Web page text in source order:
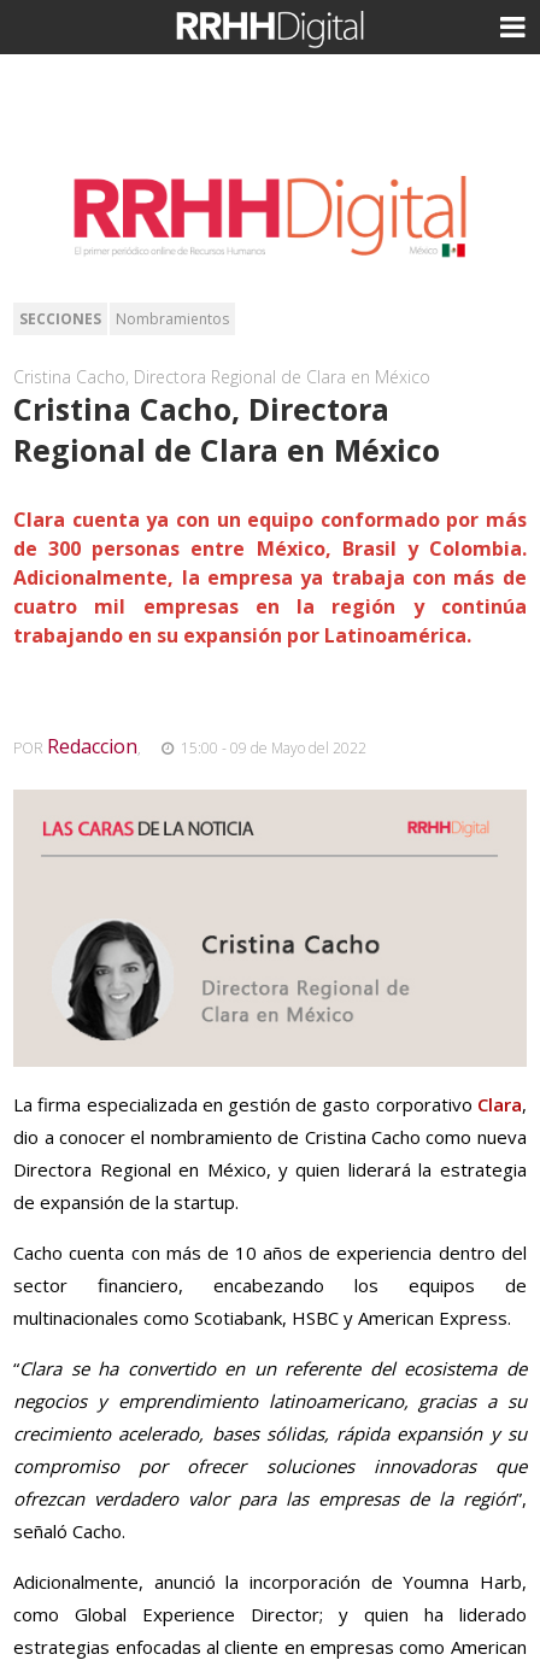
SECCIONES Nombramientos
Cristina Cacho, Directora Regional de Clara en México
Cristina Cacho, Directora
Regional de Clara en México
Clara cuenta ya con un equipo conformado por más
de 300 personas entre México, Brasil y Colombia.
Adicionalmente, la empresa ya trabaja con más de
cuatro mil empresas en la región y continúa
trabajando en su expansión por Latinoamérica.
POR Redaccion, 15:00 - 09 de Mayo del 2022
La firma especializada en gestión de gasto corporativo Clara,
dio a conocer el nombramiento de Cristina Cacho como nueva
Directora Regional en México, y quien liderará la estrategia
de expansión de la startup.
Cacho cuenta con más de 10 años de experiencia dentro del
sector financiero, encabezando los equipos de
multinacionales como Scotiabank, HSBC y American Express.
“Clara se ha convertido en un referente del ecosistema de
negocios y emprendimiento latinoamericano, gracias a su
crecimiento acelerado, bases sólidas, rápida expansión y su
compromiso por ofrecer soluciones innovadoras que
ofrezcan verdadero valor para las empresas de la región”,
señaló Cacho.
Adicionalmente, anunció la incorporación de Youmna Harb,
como Global Experience Director; y quien ha liderado
estrategias enfocadas al cliente en empresas como American